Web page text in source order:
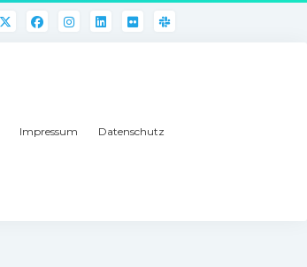
Impressum Datenschutz